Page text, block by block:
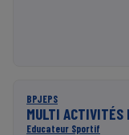
BPJEPS
MULTI ACTIVITÉS
Educateur Sportif